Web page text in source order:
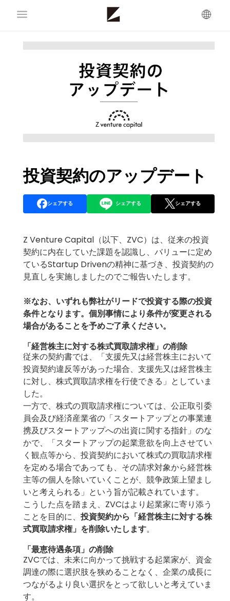
投資契約のアップデート
シェアする シェアする シェアする
Z Venture Capital（以下、ZVC）は、従来の投資
契約に内在していた課題を認識し、バリューに定め
ているStartup Drivenの精神に基づき、投資契約の
見直しを実施しましたのでご報告いたします。
※なお、いずれも弊社がリードで投資する際の投資
条件となります。個別事情により条件が変更される
場合があることを予めご了承ください。
「経営株主に対する株式買取請求権」の削除
従来の契約書では、「支援先又は経営株主において
投資契約違反等があった場合、支援先又は経営株主
に対し、株式買取請求権を行使できる」としていま
した。
一方で、株式の買取請求権については、公正取引委
員会及び経済産業省の「スタートアップとの事業連
携及びスタートアップへの出資に関する指針 」のな
かで、「スタートアップの起業意欲を向上させてい
く観点等から、投資契約において株式の買取請求権
を定める場合であっても、その請求対象から経営株
主等の個人を除いていくことが、競争政策上望まし
いと考えられる」という旨が記載されています。
こうした点を踏まえ、ZVCはより起業家に寄り添う
ことを目的に、 投資契約から「経営株主に対する株
式買取請求権」を削除いたします。
「最恵待遇条項」の削除
ZVCでは、未来に向かって挑戦する起業家が、資金
調達の際に選択肢を狭めることなく、企業の成長に
つながるより良い選択をとって欲しいと考えていま
す。